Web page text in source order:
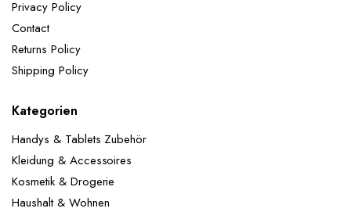
Privacy Policy
Contact
Returns Policy
Shipping Policy
Kategorien
Handys & Tablets Zubehör
Kleidung & Accessoires
Kosmetik & Drogerie
Haushalt & Wohnen